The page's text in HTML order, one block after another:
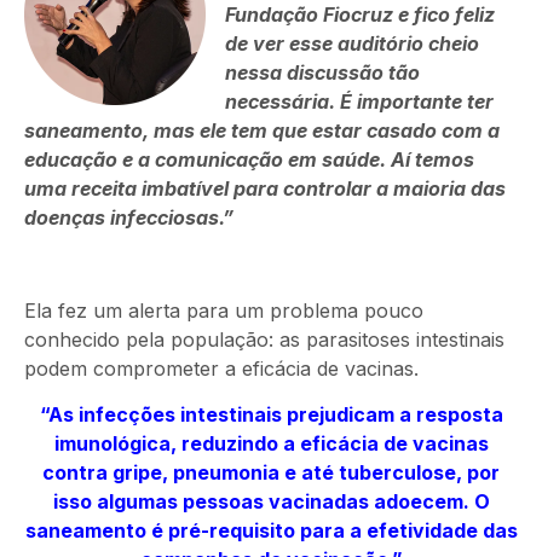
Fundação Fiocruz e fico feliz
de ver esse auditório cheio
nessa discussão tão
necessária. É importante ter
saneamento, mas ele tem que estar casado com a
educação e a comunicação em saúde. Aí temos
uma receita imbatível para controlar a maioria das
doenças infecciosas.”
Ela fez um alerta para um problema pouco
conhecido pela população: as parasitoses intestinais
podem comprometer a eficácia de vacinas.
“As infecções intestinais prejudicam a resposta
imunológica, reduzindo a eficácia de vacinas
contra gripe, pneumonia e até tuberculose, por
isso algumas pessoas vacinadas adoecem. O
saneamento é pré-requisito para a efetividade das